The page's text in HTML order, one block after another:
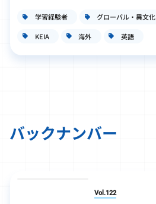
学習経験者 グローバル・異文化
KEIA 海外 英語
バックナンバー
Vol.122